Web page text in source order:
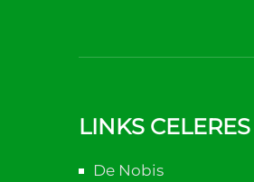
LINKS CELERES
De Nobis